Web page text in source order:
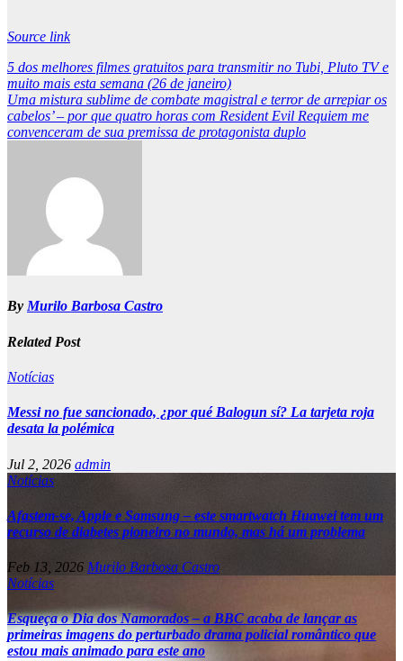
Source link
Post
navigation
5 dos melhores filmes gratuitos para transmitir no Tubi, Pluto TV e
muito mais esta semana (26 de janeiro)
Uma mistura sublime de combate magistral e terror de arrepiar os
cabelos’ – por que quatro horas com Resident Evil Requiem me
convenceram de sua premissa de protagonista duplo
ByMurilo Barbosa Castro
Related Post
Notícias
Messi no fue sancionado, ¿por qué Balogun sí? La tarjeta roja
desata la polémica
Jul 2, 2026 admin
Notícias
Afastem-se, Apple e Samsung – este smartwatch Huawei tem um
recurso de diabetes pioneiro no mundo, mas há um problema
Feb 13, 2026 Murilo Barbosa Castro
Notícias
Esqueça o Dia dos Namorados – a BBC acaba de lançar as
primeiras imagens do perturbado drama policial romântico que
estou mais animado para este ano